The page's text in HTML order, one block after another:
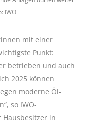
IWO
mit einer
Punkt:
betrieben und auch
2025 können
moderne Öl-
so IWO-
in